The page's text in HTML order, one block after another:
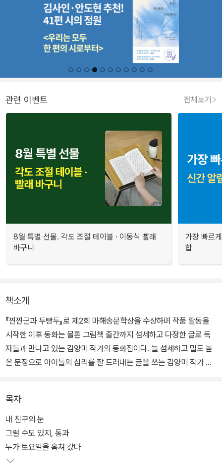
관련 이벤트 전체보기
8월 특별 선물. 각도 조절 테이블 · 이동식 빨래
바구니
가장 빠르
합
책소개
『찐찐군과 두빵두』로 제2회 마해송문학상을 수상하며 작품 활동을
시작한 이후 동화는 물론 그림책 출간까지 섬세하고 다정한 글로 독
자들과 만나고 있는 김양미 작가의 동화집이다. 늘 섬세하고 밀도 높
은 문장으로 아이들의 심리를 잘 드러내는 글을 쓰는 김양미 작가 특
마음의 깊은 곳까지 가 닿아 아이들의 마음을 다독여 준다.
다섯 편의 이야기를 읽고 있으면 ‘나는 네 편이야’라고 건네는 작가의
따뜻한 목소리가 들리는 듯하다. 왠지 자신의 생각을 말하는 게 어색
하고, 쑥스럽고, 틀린 것만 같아 주저하는 아이들의 마음을 잘 알아주
목차
내 친구의 눈
그럴 수도 있지, 통과
누가 토요일을 훔쳐 갔다